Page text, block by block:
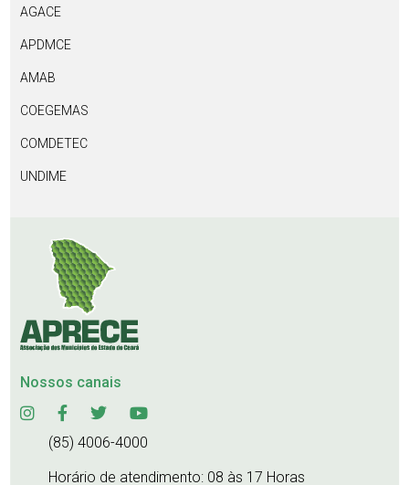
AGACE
APDMCE
AMAB
COEGEMAS
COMDETEC
UNDIME
Nossos canais
(85) 4006-4000
Horário de atendimento: 08 às 17 Horas